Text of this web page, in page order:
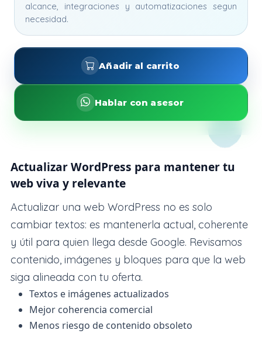
alcance, integraciones y automatizaciones segun
necesidad.
Añadir al carrito
Hablar con asesor
Actualizar WordPress para mantener tu
web viva y relevante
Actualizar una web WordPress no es solo
cambiar textos: es mantenerla actual, coherente
y útil para quien llega desde Google. Revisamos
contenido, imágenes y bloques para que la web
siga alineada con tu oferta.
Textos e imágenes actualizados
Mejor coherencia comercial
Menos riesgo de contenido obsoleto